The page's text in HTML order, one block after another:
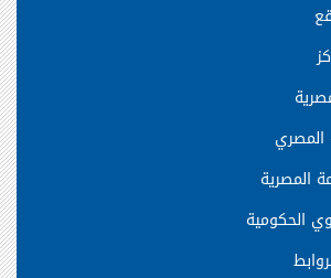
المصري
المصرية
الحكومية